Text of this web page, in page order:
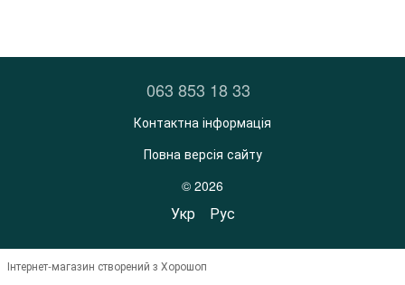
063 853 18 33
Контактна інформація
Повна версія сайту
© 2026
Укр Рус
Інтернет-магазин створений з Хорошоп